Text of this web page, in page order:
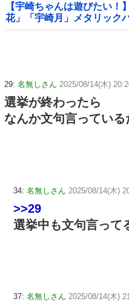
【宇崎ちゃんは遊びたい
花」「宇崎月」メタリック
ア【ラウンドワン限定で展
29: 名無しさん 2025/08/14(木)
選挙が終わったら
なんか文句言ってい
34: 名無しさん 2025/08/14(木)
>>29
選挙中も文句言って
37: 名無しさん 2025/08/14(木)